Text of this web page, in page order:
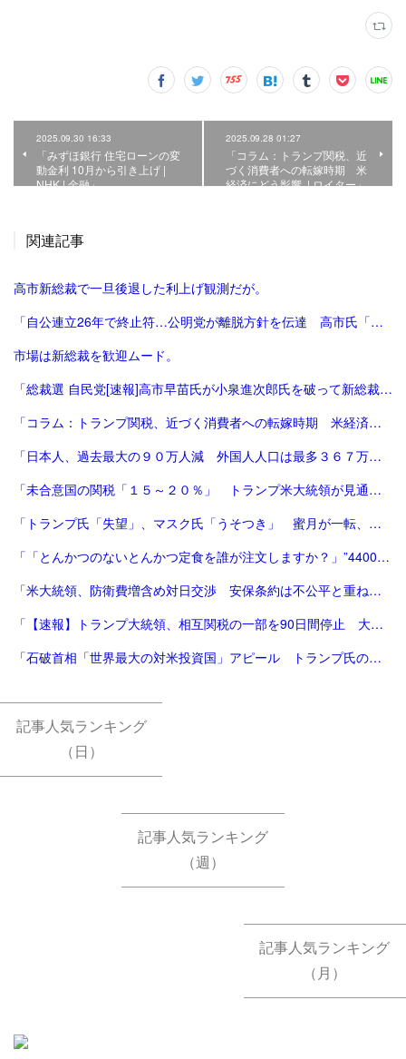
2025.09.30 16:33
「みずほ銀行 住宅ローンの変
動金利 10月から引き上げ |
NHK | 金融」
2025.09.28 01:27
「コラム：トランプ関税、近
づく消費者への転嫁時期 米
経済にどう影響 | ロイター」
関連記事
高市新総裁で一旦後退した利上げ観測だが。
「自公連立26年で終止符…公明党が離脱方針を伝達 高市氏「一方的に…大変残念」斉藤氏「誠に不十分…いったん白紙」｜FNNプライムオンライン」
市場は新総裁を歓迎ムード。
「総裁選 自民党[速報]高市早苗氏が小泉進次郎氏を破って新総裁、会見で「景色変える」初の女性首相が誕生か : 読売新聞」
「コラム：トランプ関税、近づく消費者への転嫁時期 米経済にどう影響 | ロイター」
「日本人、過去最大の９０万人減 外国人人口は最多３６７万人―総務省：時事ドットコム」
「未合意国の関税「１５～２０％」 トランプ米大統領が見通し：時事ドットコム」
「トランプ氏「失望」、マスク氏「うそつき」 蜜月が一転、非難の応酬 | 毎日新聞」
「「とんかつのないとんかつ定食を誰が注文しますか？」”4400万円トラブル”で『RIZIN』が敗訴 | FRIDAYデジタル」
「米大統領、防衛費増含め対日交渉 安保条約は不公平と重ねて不満|47NEWS（よんななニュース）」
「【速報】トランプ大統領、相互関税の一部を90日間停止 大幅な方針転換 中国に対する関税は「125%に引き上げ」 | TBS NEWS DIG (1ページ)」
「石破首相「世界最大の対米投資国」アピール トランプ氏の反応は | 毎日新聞」
記事人気ランキング
（日）
記事人気ランキング
（週）
記事人気ランキング
（月）